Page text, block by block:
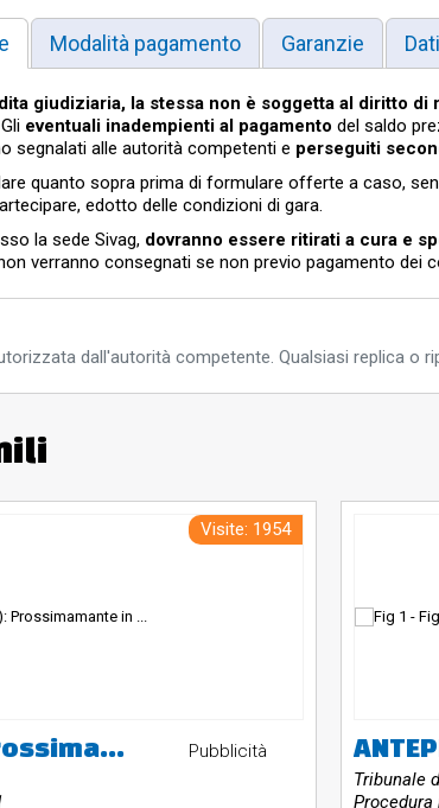
Online
Online
Online
Online
Online
Online
Online
Modalità pagamento Garanzie
giudiziaria, la stessa non è soggetta al diritto di
eventuali inadempienti al pagamento del saldo
segnalati alle autorità competenti e perseguiti
quanto sopra prima di formulare offerte a caso,
edotto delle condizioni di gara.
la sede Sivag, dovranno essere ritirati a cura e
verranno consegnati se non previo pagamento dei
dall'autorità competente. Qualsiasi replica o
Visite: 1954
(Lotto n.1): Prossimamante in vendita - autovettura marca Ferrari modello 488 Spider Pubblicità
Tribunale
Procedura